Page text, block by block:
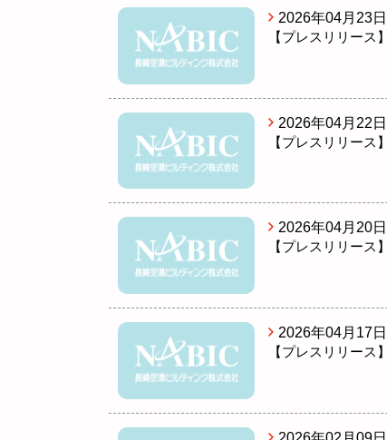
2026年04月23日
【プレスリリー
2026年04月22日
【プレスリリース
2026年04月20日
【プレスリリース
2026年04月17日
【プレスリリース